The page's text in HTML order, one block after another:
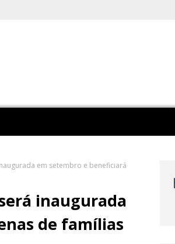
em setembro e beneficiará
inaugurada
de famílias